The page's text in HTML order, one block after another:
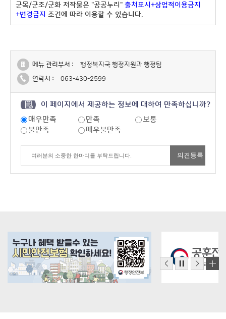
군목/군조/군화 저작물은 "공공누리" 출처표시+상업적이용금지
+변경금지 조건에 따라 이용할 수 있습니다.
메뉴 관리부서 :
행정복지국 행정지원과 행정팀
연락처 :
063-430-2599
이 페이지에서 제공하는 정보에 대하여 만족하십니까?
매우만족
만족
보통
불만족
매우불만족